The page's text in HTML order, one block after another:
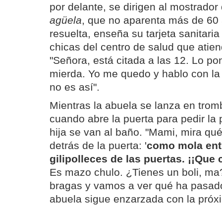
por delante, se dirigen al
agüela, que no aparenta más de
resuelta, enseña su tarjeta
chicas del centro de salud que
"Señora, está citada a las 12. Lo
mierda. Yo me quedo y hablo con
no es así".
Mientras la abuela se lanza en
cuando abre la puerta para pedir la
hija se van al baño. "Mami, mira
detrás de la puerta: 'como mola
gilipolleces de las puertas. ¡¡Que
Es mazo chulo. ¿Tienes un boli,
bragas y vamos a ver qué ha
abuela sigue enzarzada con la